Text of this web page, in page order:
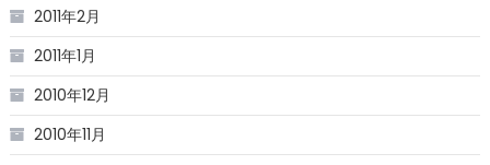
2011年2月
2011年1月
2010年12月
2010年11月